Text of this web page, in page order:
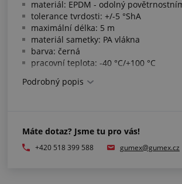
materiál: EPDM - odolný
tolerance tvrdosti: +/-5 °ShA
maximální délka: 5 m
materiál sametky: PA vlákna
barva: černá
pracovní teplota: -40 °C/+100 °C
Splňuje normy:
Další informace:
pokud jste si nevybrali požadovaný
Podrobný popis
Máte dotaz? Jsme tu pro vás!
+420 518 399 588 gumex@gumex.cz